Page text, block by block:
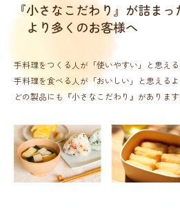
『小さなこだわり』が詰まっ
より多くのお客様へ
手料理をつくる人が「使いやすい」と思える
手料理を食べる人が「おいしい」と思えるよ
どの製品にも『小さなこだわり』があります